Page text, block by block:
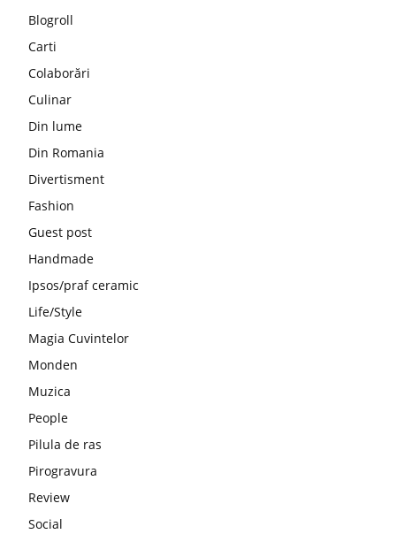
Blogroll
Carti
Colaborări
Culinar
Din lume
Din Romania
Divertisment
Fashion
Guest post
Handmade
Ipsos/praf ceramic
Life/Style
Magia Cuvintelor
Monden
Muzica
People
Pilula de ras
Pirogravura
Review
Social